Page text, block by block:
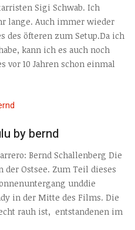
Sigi Schwab. Ich
lange. Auch immer wieder
des öfteren zum Setup.Da ich
kann ich es auch noch
vor 10 Jahren schon einmal
by bernd
Bernd Schallenberg Die
Ostsee. Zum Teil dieses
unddie
in der Mitte des Films. Die
rauh ist, entstandenen im